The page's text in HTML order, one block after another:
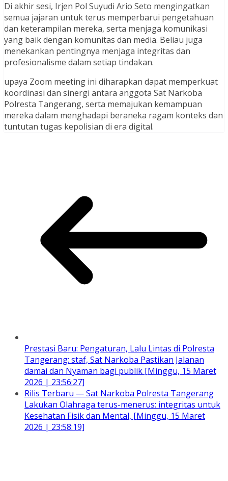
Di akhir sesi, Irjen Pol Suyudi Ario Seto mengingatkan
semua jajaran untuk terus memperbarui pengetahuan
dan keterampilan mereka, serta menjaga komunikasi
yang baik dengan komunitas dan media. Beliau juga
menekankan pentingnya menjaga integritas dan
profesionalisme dalam setiap tindakan.
upaya Zoom meeting ini diharapkan dapat memperkuat
koordinasi dan sinergi antara anggota Sat Narkoba
Polresta Tangerang, serta memajukan kemampuan
mereka dalam menghadapi beraneka ragam konteks dan
tuntutan tugas kepolisian di era digital.
Prestasi Baru: Pengaturan, Lalu Lintas di Polresta
Tangerang: staf, Sat Narkoba Pastikan Jalanan
damai dan Nyaman bagi publik [Minggu, 15 Maret
2026 | 23:56:27]
Rilis Terbaru — Sat Narkoba Polresta Tangerang
Lakukan Olahraga terus-menerus: integritas untuk
Kesehatan Fisik dan Mental, [Minggu, 15 Maret
2026 | 23:58:19]